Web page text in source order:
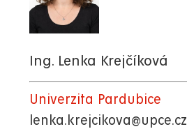
Ing. Lenka Krejčíková
Univerzita Pardubice
lenka.krejcikova@upce.cz